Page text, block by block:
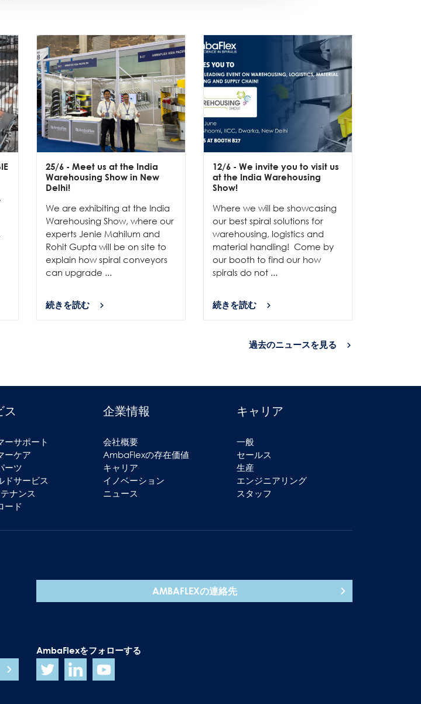
25/6 - Meet us at the India
Warehousing Show in New
Delhi!
We are exhibiting at the India
Warehousing Show, where our
experts Jenie Mahilum and
Rohit Gupta will be on site to
explain how spiral conveyors
can upgrade ...
続きを読む
12/6 - We invite you to visit us
at the India Warehousing
Show!
Where we will be showcasing
our best spiral solutions for
warehousing, logistics and
material handling! Come by
our booth to find our how
spirals do not ...
続きを読む
過去のニュースを見る
ス
ーサポート
ーケア
ーツ
ドサービス
ナンス
ード
企業情報
会社概要
AmbaFlexの存在価値
キャリア
イノベーション
ニュース
キャリア
一般
セールス
生産
エンジニアリング
スタッフ
AMBAFLEXの連絡先
AmbaFlexをフォローする